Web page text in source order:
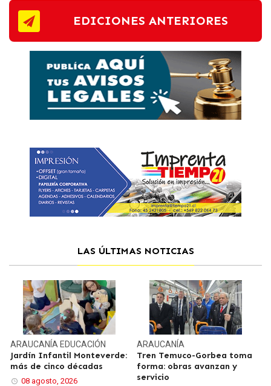
EDICIONES ANTERIORES
LAS ÚLTIMAS NOTICIAS
ARAUCANÍA EDUCACIÓN
Jardín Infantil Monteverde:
más de cinco décadas
08 agosto, 2026
ARAUCANÍA
Tren Temuco-Gorbea toma
forma: obras avanzan y
servicio